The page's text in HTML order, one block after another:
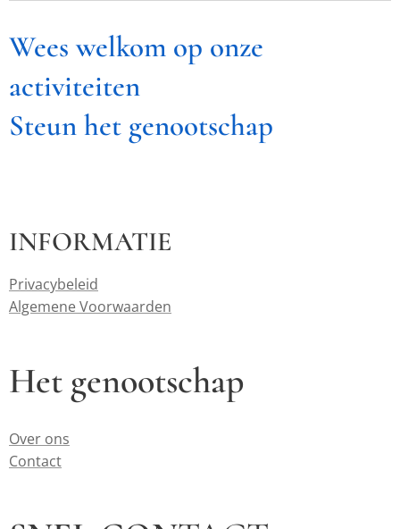
Wees welkom op onze
activiteiten
Steun het genootschap
INFORMATIE
Privacybeleid
Algemene Voorwaarden
Het genootschap
Over ons
Contact